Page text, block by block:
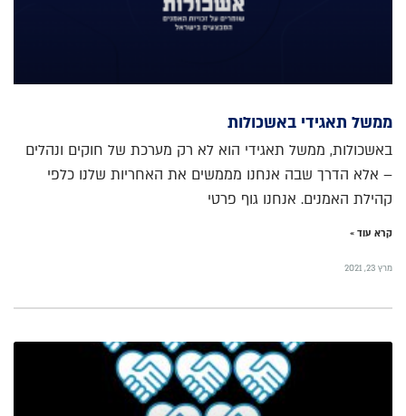
ממשל תאגידי באשכולות
באשכולות, ממשל תאגידי הוא לא רק מערכת של חוקים ונהלים
– אלא הדרך שבה אנחנו מממשים את האחריות שלנו כלפי
קהילת האמנים. אנחנו גוף פרטי
קרא עוד »
מרץ 23, 2021